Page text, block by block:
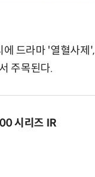
에 드라마 '열혈사제',
주목된다.
시리즈 IR